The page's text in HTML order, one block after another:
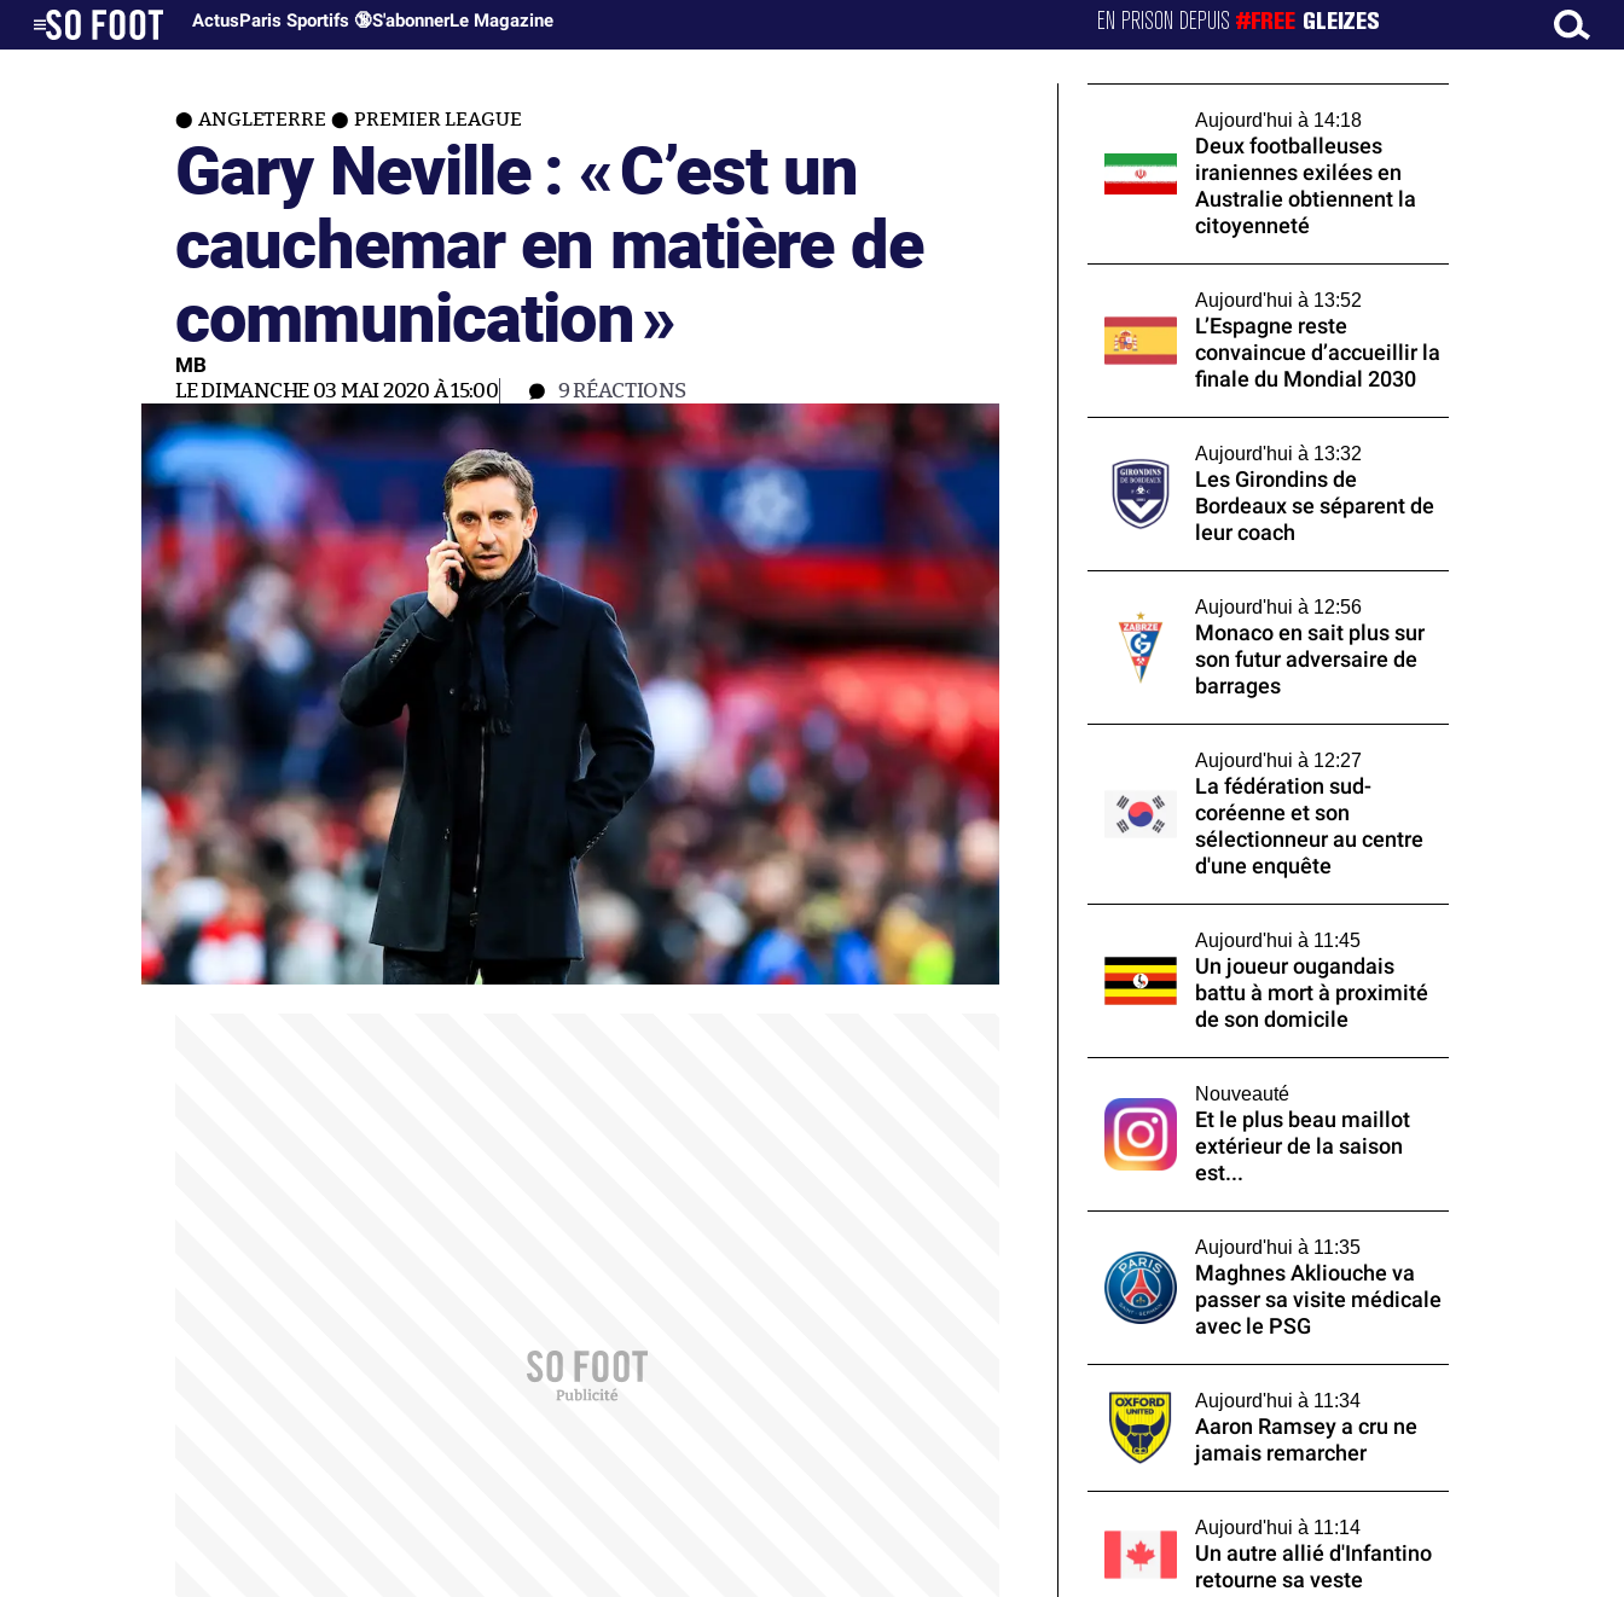
ActusParis Sportifs 🔞S'abonnerLe Magazine EN PRISON DEPUIS#FREE GLEIZES
ANGLETERRE PREMIER LEAGUE
Gary Neville : «C’est un
cauchemar en matière de
communication»
MB
LE DIMANCHE 03 MAI 2020 À 15:00 9RÉACTIONS
Aujourd'hui à 14:18
Deux footballeuses
iraniennes exilées en
Australie obtiennent la
citoyenneté
Aujourd'hui à 13:52
L’Espagne reste
convaincue d’accueillir la
finale du Mondial 2030
Aujourd'hui à 13:32
Les Girondins de
Bordeaux se séparent de
leur coach
Aujourd'hui à 12:56
Monaco en sait plus sur
son futur adversaire de
barrages
Aujourd'hui à 12:27
La fédération sud-
coréenne et son
sélectionneur au centre
d'une enquête
Aujourd'hui à 11:45
Un joueur ougandais
battu à mort à proximité
de son domicile
Nouveauté
Et le plus beau maillot
extérieur de la saison
est...
Aujourd'hui à 11:35
Maghnes Akliouche va
passer sa visite médicale
avec le PSG
Aujourd'hui à 11:34
Aaron Ramsey a cru ne
jamais remarcher
Aujourd'hui à 11:14
Un autre allié d'Infantino
retourne sa veste